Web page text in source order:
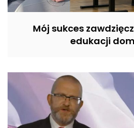
Mój sukces
edukacji